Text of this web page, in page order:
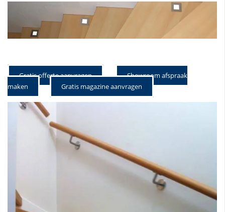
Gratis offerte aanvragen
Showroom afspraak
maken
Gratis magazine aanvragen